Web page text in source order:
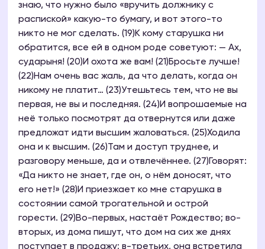
знаю, что нужно было «вручить должнику с
распиской» какую-то бумагу, и вот этого-то
никто не мог сделать. (19)К кому старушка ни
обратится, все ей в одном роде советуют: — Ах,
сударыня! (20)И охота же вам! (21)Бросьте лучше!
(22)Нам очень вас жаль, да что делать, когда он
никому не платит… (23)Утешьтесь тем, что не вы
первая, не вы и последняя. (24)И вопрошаемые на
неё только посмотрят да отвернутся или даже
предложат идти высшим жаловаться. (25)Ходила
она и к высшим. (26)Там и доступ труднее, и
разговору меньше, да и отвлечённее. (27)Говорят:
«Да никто не знает, где он, о нём доносят, что
его нет!» (28)И приезжает ко мне старушка в
состоянии самой трогательной и острой
горести. (29)Во-первых, настаёт Рождество; во-
вторых, из дома пишут, что дом на сих же днях
поступает в продажу; в-третьих, она встретила